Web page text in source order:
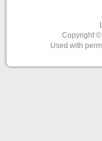
Copyright
Used with